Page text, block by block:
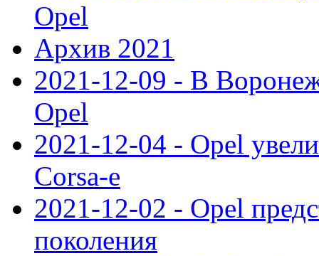
Opel
Архив 2021
2021-12-09 - В
Opel
2021-12-04 - Opel
Corsa-e
2021-12-02 - Opel
поколения